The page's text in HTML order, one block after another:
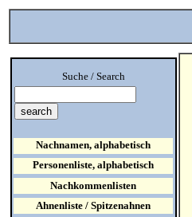
Suche / Search
Nachnamen, alphabetisch
Personenliste, alphabetisch
Nachkommenlisten
Ahnenliste / Spitzenahnen